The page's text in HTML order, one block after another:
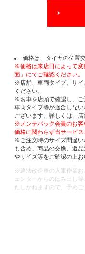
価格は、タイヤの位置
※価格は来店日によって変
面」にてご確認ください。
※店舗、車両タイプ、サイ
ください。
※お車を店頭で確認し、ご
車両タイプ等が適合しな
ございます。詳しくは、店
※メンテパック会員のお客
価格に関わらず当サービス
※ご注文時のサイズ間違い
も含め、商品の交換、返
やサイズ等をご確認の上お
※違法改造車の入庫作業お
ェンダーからのはみ出し
たしかねますので、予めご